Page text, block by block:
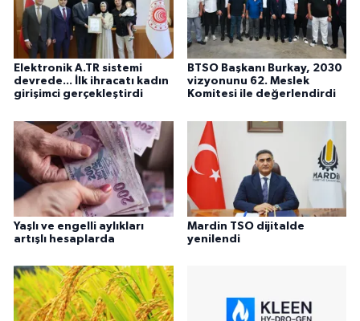
Elektronik A.TR sistemi
devrede... İlk ihracatı kadın
girişimci gerçekleştirdi
BTSO Başkanı Burkay, 2030
vizyonunu 62. Meslek
Komitesi ile değerlendirdi
Yaşlı ve engelli aylıkları
artışlı hesaplarda
Mardin TSO dijitalde
yenilendi